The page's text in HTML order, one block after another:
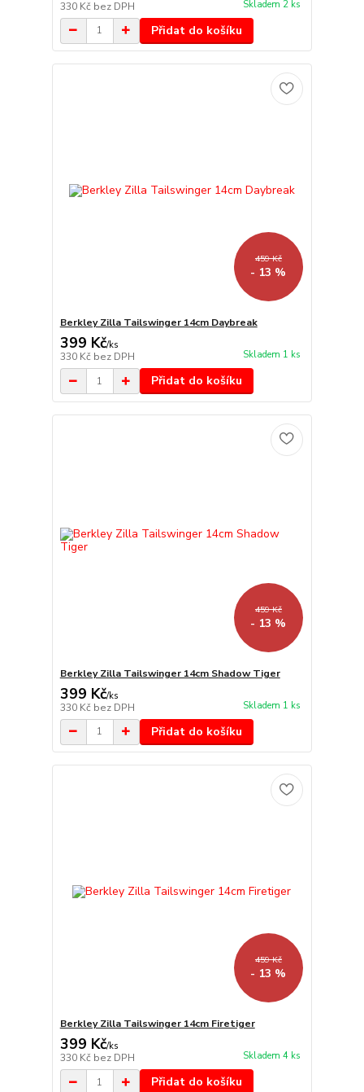
330 Kč bez DPH Skladem 2 ks
Přidat do košíku
459 Kč
- 13 %
Berkley Zilla Tailswinger 14cm Daybreak
399 Kč/ks
330 Kč bez DPH Skladem 1 ks
Přidat do košíku
459 Kč
- 13 %
Berkley Zilla Tailswinger 14cm Shadow Tiger
399 Kč/ks
330 Kč bez DPH Skladem 1 ks
Přidat do košíku
459 Kč
- 13 %
Berkley Zilla Tailswinger 14cm Firetiger
399 Kč/ks
330 Kč bez DPH Skladem 4 ks
Přidat do košíku